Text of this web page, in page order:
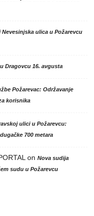
Nevesinjska ulica u Požarevcu
Dragovcu 16. avgusta
Požarevac: Održavanje
korisnika
ulici u Požarevcu:
700 metara
on Nova sudija
sudu u Požarevcu